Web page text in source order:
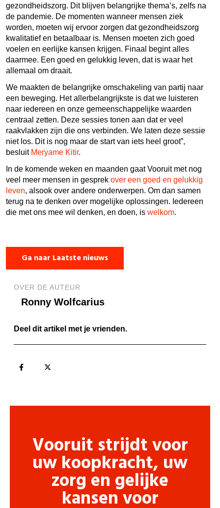
gezondheidszorg. Dit blijven belangrijke thema’s, zelfs na
de pandemie. De momenten wanneer mensen ziek
worden, moeten wij ervoor zorgen dat gezondheidszorg
kwalitatief en betaalbaar is. Mensen moeten zich goed
voelen en eerlijke kansen krijgen. Finaal begint alles
daarmee. Een goed en gelukkig leven, dat is waar het
allemaal om draait.
We maakten de belangrijke omschakeling van partij naar
een beweging. Het allerbelangrijkste is dat we luisteren
naar iedereen en onze gemeenschappelijke waarden
centraal zetten. Deze sessies tonen aan dat er veel
raakvlakken zijn die ons verbinden. We laten deze sessie
niet los. Dit is nog maar de start van iets heel groot”,
besluit Meryame Kitir.
In de komende weken en maanden gaat Vooruit met nog
veel meer mensen in gesprek over een goed en gelukkig
leven, alsook over andere onderwerpen. Om dan samen
terug na te denken over mogelijke oplossingen. Iedereen
die met ons mee wil denken, en doen, is welkom.
Ga naar Laatste nieuws
OVER DE AUTEUR
Ronny Wolfcarius
Deel dit artikel met je vrienden.
Vooruit strijdt voor
uw koopkracht, uw
zorg en gelijke
kansen voor